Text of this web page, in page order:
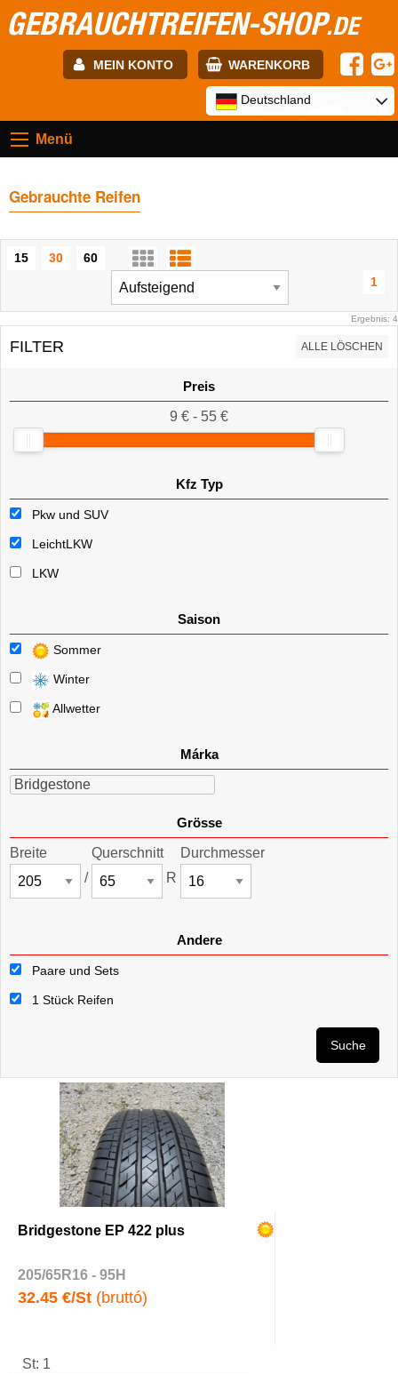
GEBRAUCHTREIFEN-SHOP.DE
MEIN KONTO WARENKORB
Passwort:
Deutschland
Menü
Gebrauchte Reifen
15 30
60
1
Ergebnis: 4
FILTER ALLE LÖSCHEN
Preis
9 € - 55 €
Kfz Typ
Pkw und SUV
LeichtLKW
LKW
Saison
Sommer
Winter
Allwetter
Márka
Bridgestone
Grösse
Breite
/
Querschnitt
R
Durchmesser
Andere
Paare und Sets
1 Stück Reifen
Suche
Bridgestone EP 422 plus
205/65R16 - 95H
32.45 €/St (bruttó)
St: 1